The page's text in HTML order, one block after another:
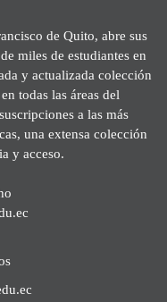
de Quito, abre sus
miles de estudiantes en
y actualizada colección
todas las áreas del
a las más
una extensa colección
y acceso.